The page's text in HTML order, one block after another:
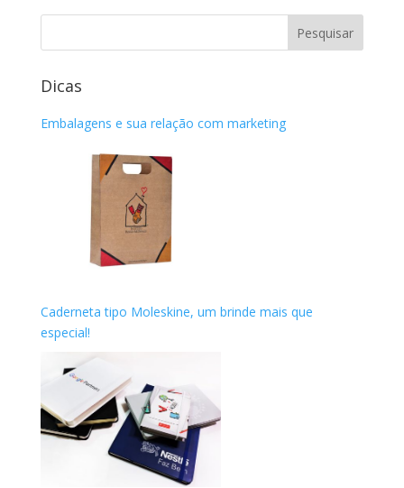
Dicas
Embalagens e sua relação com marketing
Caderneta tipo Moleskine, um brinde mais que
especial!